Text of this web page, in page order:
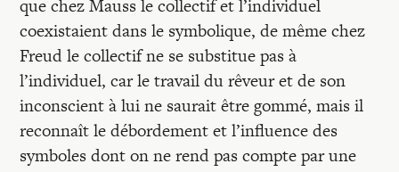
que chez Mauss le collectif et l’individuel
coexistaient dans le symbolique, de même chez
Freud le collectif ne se substitue pas à
l’individuel, car le travail du rêveur et de son
inconscient à lui ne saurait être gommé, mais il
reconnaît le débordement et l’influence des
symboles dont on ne rend pas compte par une